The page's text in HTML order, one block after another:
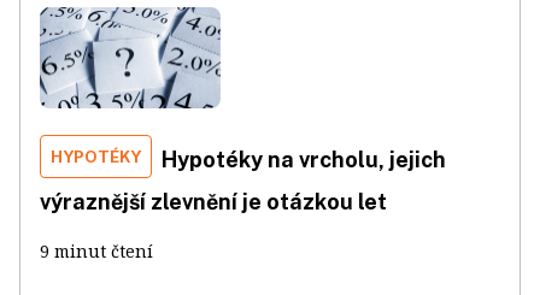
HYPOTÉKY
Hypotéky na vrcholu, jejich
výraznější zlevnění je otázkou let
9 minut čtení